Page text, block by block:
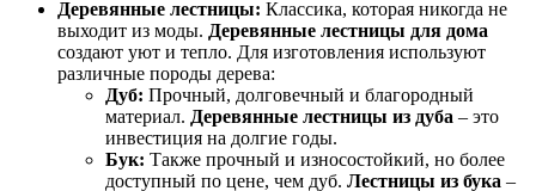
Деревянные лестницы: Классика, которая никогда не
выходит из моды. Деревянные лестницы для дома
создают уют и тепло. Для изготовления используют
различные породы дерева:
Дуб: Прочный, долговечный и благородный
материал. Деревянные лестницы из дуба – это
инвестиция на долгие годы.
Бук: Также прочный и износостойкий, но более
доступный по цене, чем дуб. Лестницы из бука –